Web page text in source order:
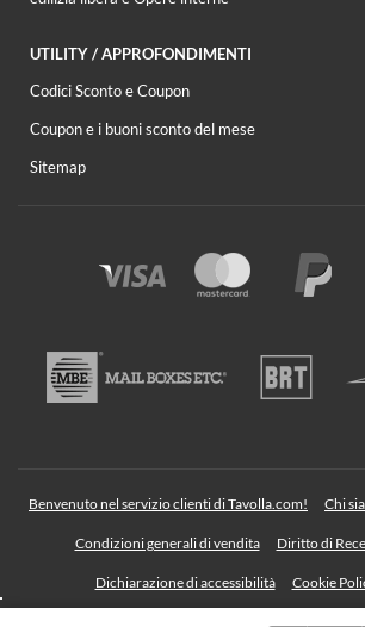
UTILITY / APPROFONDIMENTI
Codici Sconto e Coupon
Coupon e i buoni sconto del mese
Sitemap
Benvenuto nel servizio clienti di Tavolla.com! Chi
Condizioni generali di vendita Diritto di
Dichiarazione di accessibilità Cookie